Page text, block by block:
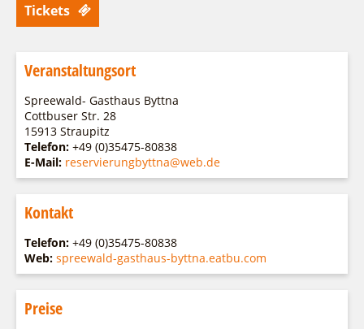
Tickets
Veranstaltungsort
Spreewald- Gasthaus Byttna
Cottbuser Str. 28
15913 Straupitz
Telefon: +49 (0)35475-80838
E-Mail: reservierungbyttna@web.de
Kontakt
Telefon: +49 (0)35475-80838
Web: spreewald-gasthaus-byttna.eatbu.com
Preise